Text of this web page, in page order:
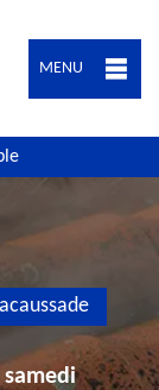
MENU